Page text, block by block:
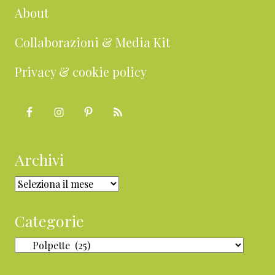
About
Collaborazioni & Media Kit
Privacy & cookie policy
Archivi
Archivi
Categorie
Categorie